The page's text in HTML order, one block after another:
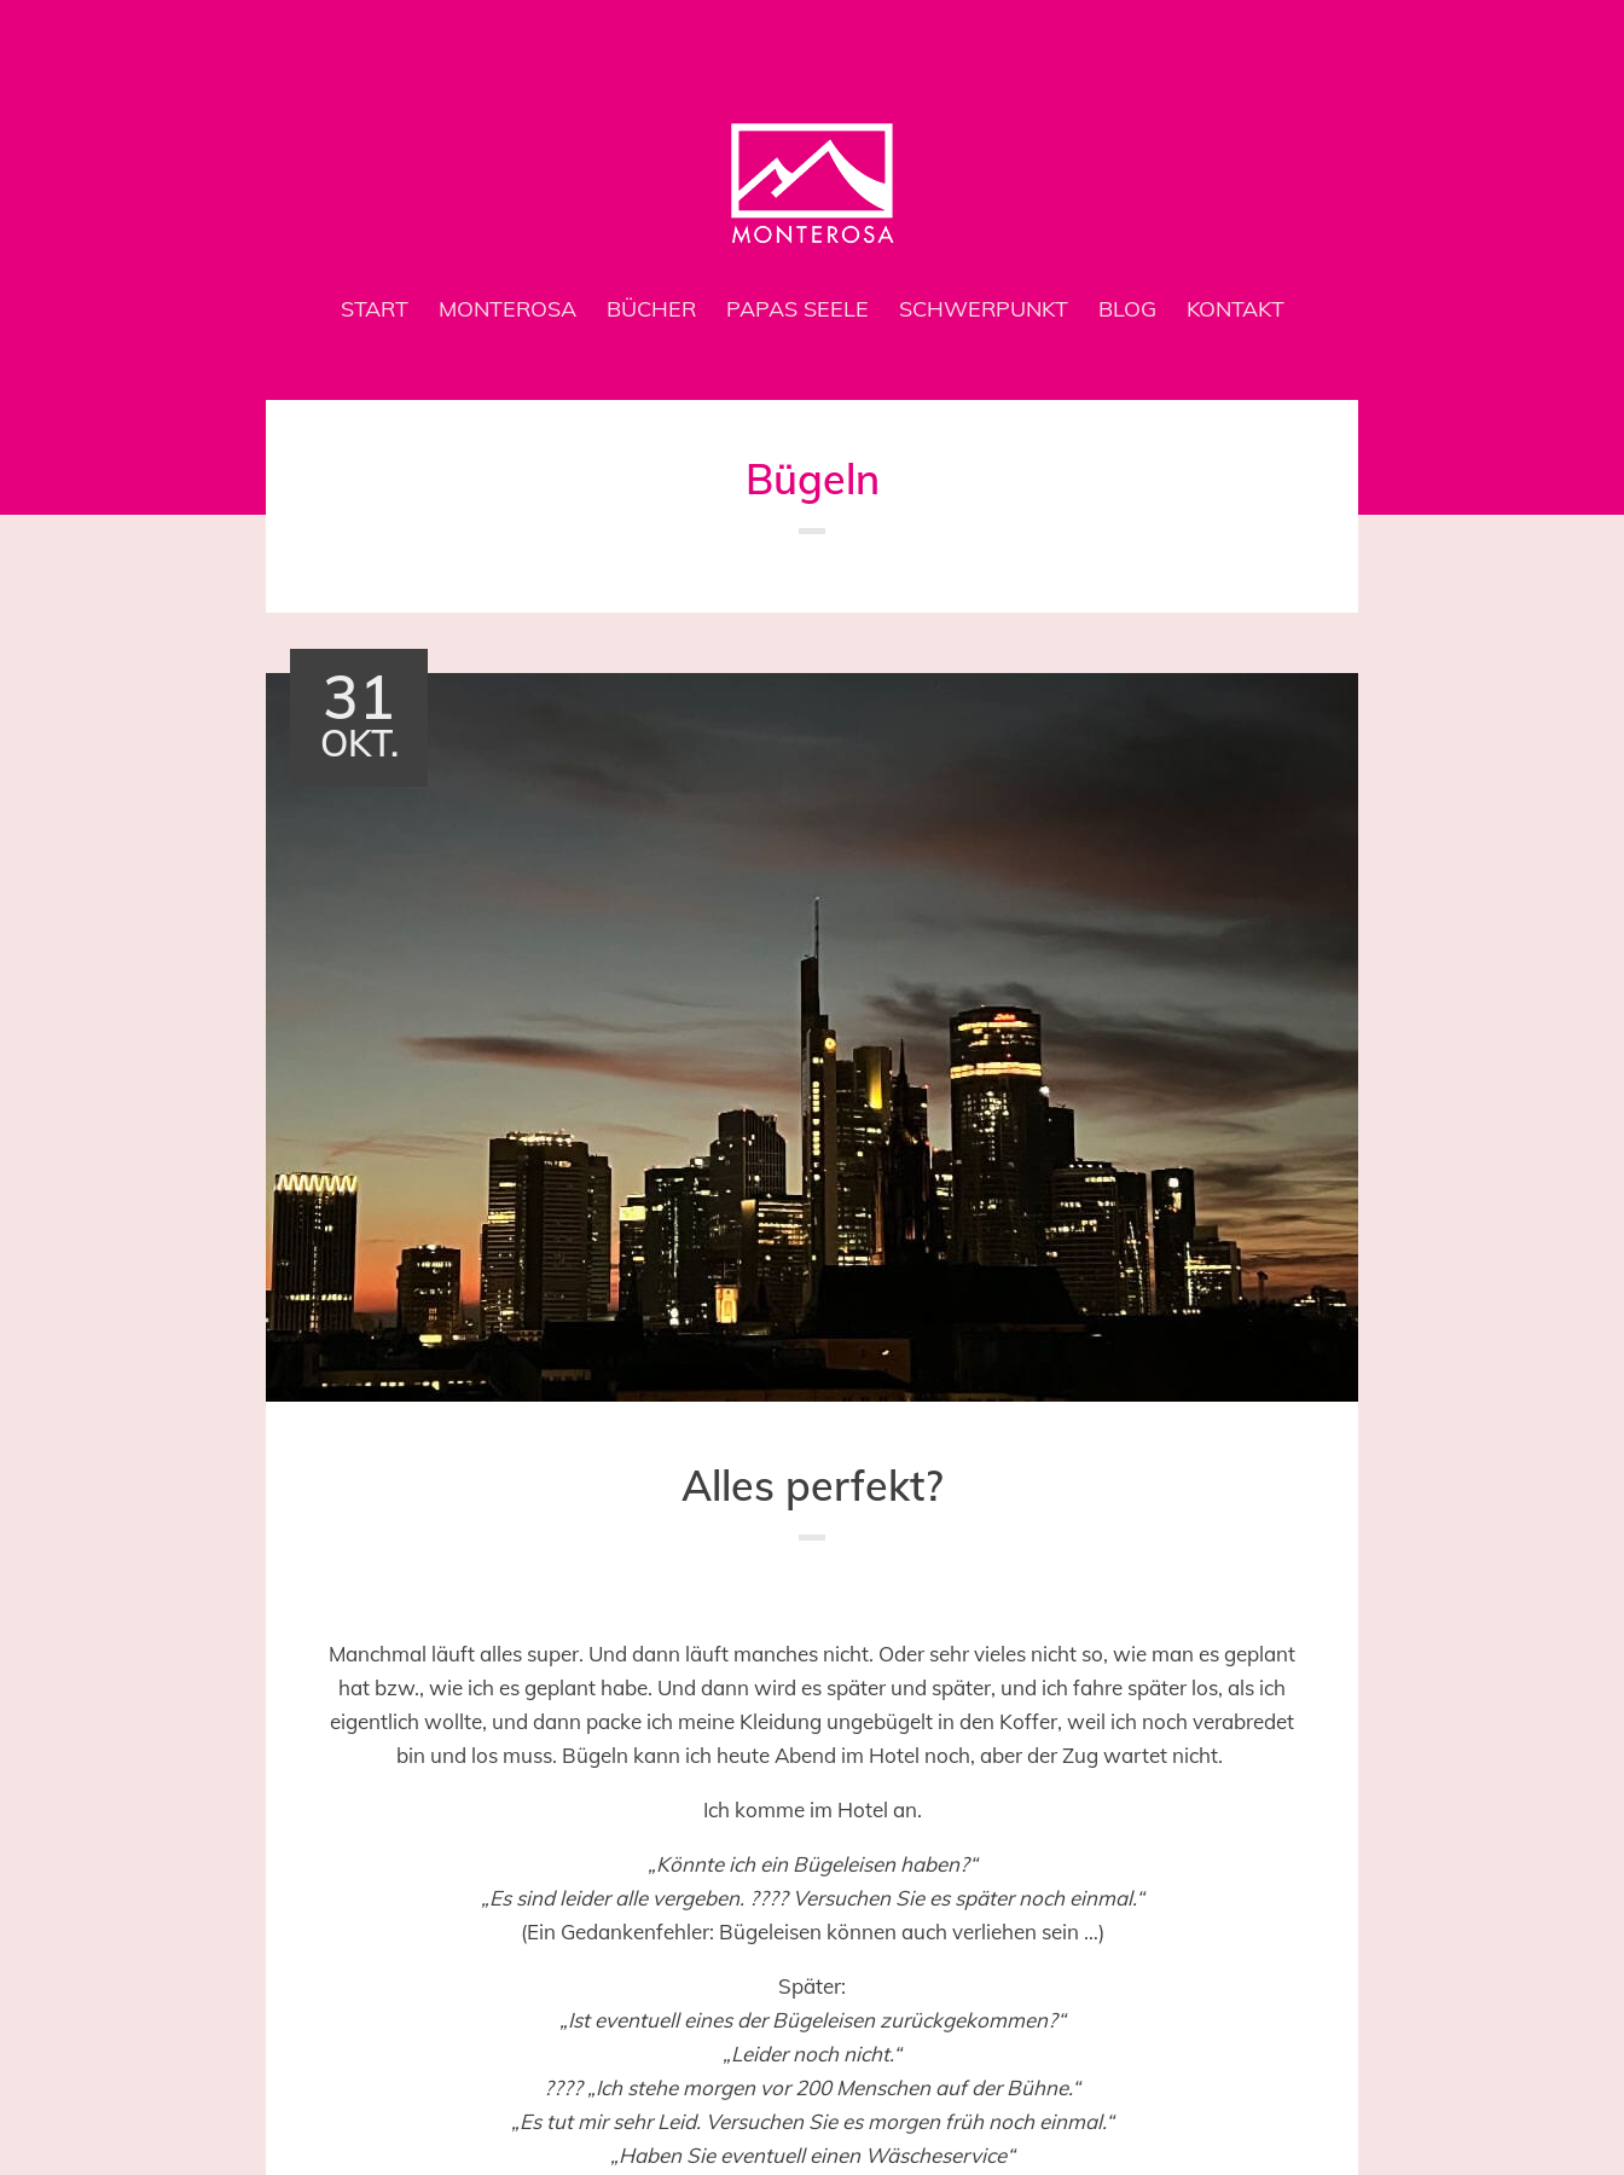
START MONTEROSA BÜCHER PAPAS SEELE SCHWERPUNKT BLOG KONTAKT
Bügeln
31
OKT.
Alles perfekt?
Manchmal läuft alles super. Und dann läuft manches nicht. Oder sehr vieles nicht so, wie man es geplant
hat bzw., wie ich es geplant habe. Und dann wird es später und später, und ich fahre später los, als ich
eigentlich wollte, und dann packe ich meine Kleidung ungebügelt in den Koffer, weil ich noch verabredet
bin und los muss. Bügeln kann ich heute Abend im Hotel noch, aber der Zug wartet nicht.
Ich komme im Hotel an.
„Könnte ich ein Bügeleisen haben?“
„Es sind leider alle vergeben. ???? Versuchen Sie es später noch einmal.“
(Ein Gedankenfehler: Bügeleisen können auch verliehen sein …)
Später:
„Ist eventuell eines der Bügeleisen zurückgekommen?“
„Leider noch nicht.“
???? „Ich stehe morgen vor 200 Menschen auf der Bühne.“
„Es tut mir sehr Leid. Versuchen Sie es morgen früh noch einmal.“
„Haben Sie eventuell einen Wäscheservice“